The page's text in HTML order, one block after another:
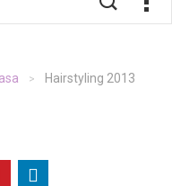
> Hairstyling 2013